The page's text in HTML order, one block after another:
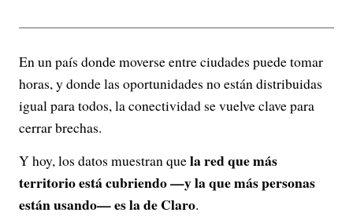
En un país donde moverse entre ciudades puede tomar
horas, y donde las oportunidades no están distribuidas
igual para todos, la conectividad se vuelve clave para
cerrar brechas.
Y hoy, los datos muestran quela red que más
territorio está cubriendo —y la que más personas
están usando— es la de Claro.